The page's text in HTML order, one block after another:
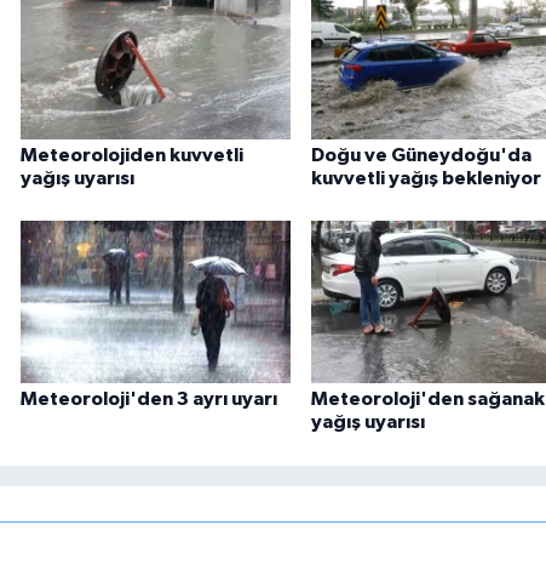
Meteorolojiden kuvvetli
yağış uyarısı
Doğu ve Güneydoğu'da
kuvvetli yağış bekleniyor
Meteoroloji'den 3 ayrı uyarı
Meteoroloji'den sağanak
yağış uyarısı